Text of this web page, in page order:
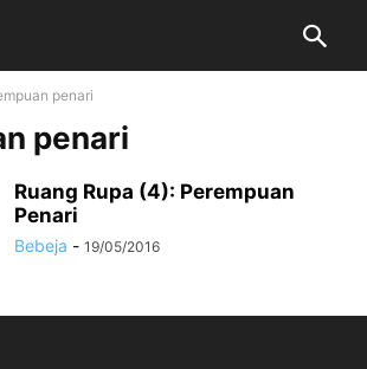
penari
penari
Ruang Rupa (4): Perempuan
Penari
Bebeja - 19/05/2016